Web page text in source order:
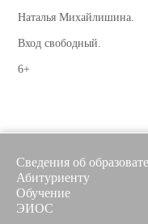
Наталья Михайлишина.
Вход свободный.
6+
Сведения об
Абитуриенту
Обучение
ЭИОС